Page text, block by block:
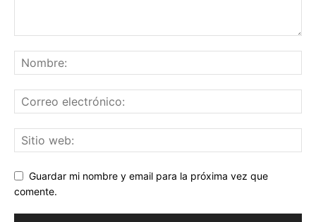
Guardar mi nombre y email para la próxima vez que
comente.